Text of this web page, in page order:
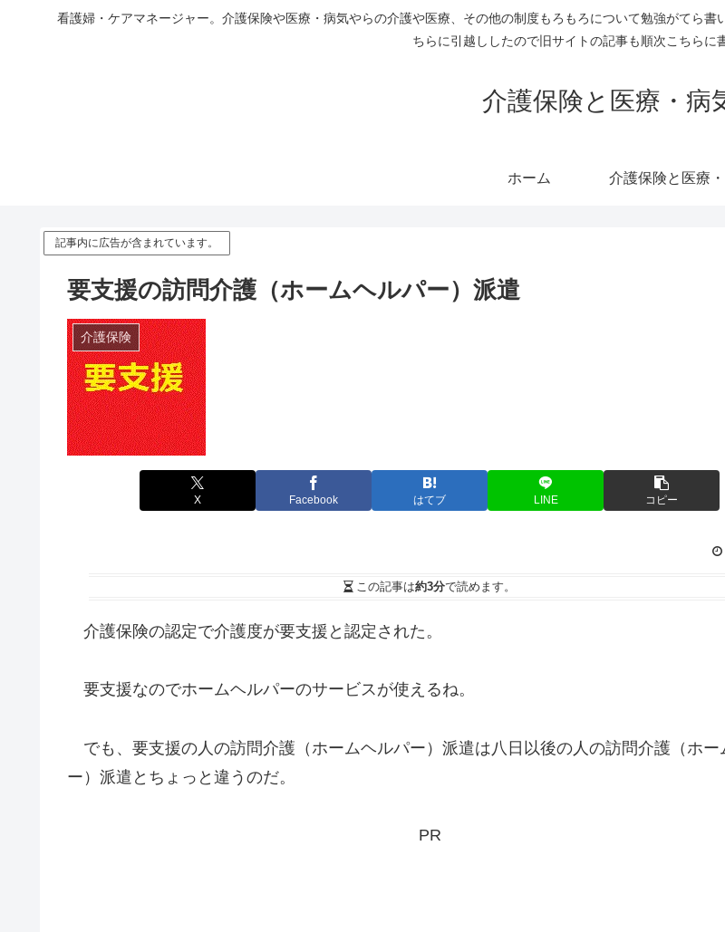
看護婦・ケアマネージャー。介護保険や医療・病気やらの介護や医療、その他の制度もろもろについて勉強がてら
ちらに引越ししたので旧サイトの記事も順次こちらに
介護保険と医療・病
ホーム
記事内に広告が含まれています。
要支援の訪問介護（ホームヘルパー）派遣
介護保険
X Facebook はてブ LINE コピー
この記事は約3分で読めます。
介護保険の認定で介護度が要支援と認定された。
要支援なのでホームヘルパーのサービスが使えるね。
でも、要支援の人の訪問介護（ホームヘルパー）派遣は八日以後の人の訪問介護（ホー
ー）派遣とちょっと違うのだ。
PR